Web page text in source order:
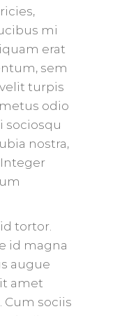
mi
erat
sem
turpis
odio
sociosqu
nostra,
tortor.
id magna
augue
amet
Cum sociis